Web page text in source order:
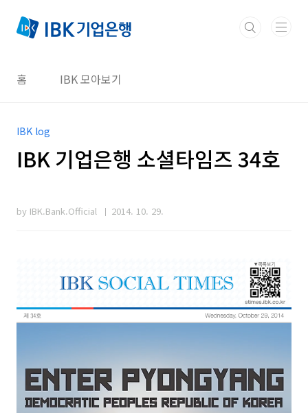
홈 IBK 모아보기
IBK log
IBK 기업은행 소셜타임즈 34호
by IBK.Bank.Official 2014. 10. 29.